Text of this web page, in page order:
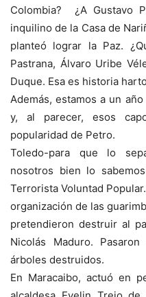
Colombia? ¿A Gustavo
inquilino de la Casa de
planteó lograr la Paz.
Pastrana, Álvaro Uribe
Duque. Esa es historia
Además, estamos a un
y, al parecer, esos
popularidad de Petro.
Toledo-para que lo
nosotros bien lo
Terrorista Voluntad
organización de las
pretendieron destruir al
Nicolás Maduro.
árboles destruidos.
En Maracaibo, actuó en